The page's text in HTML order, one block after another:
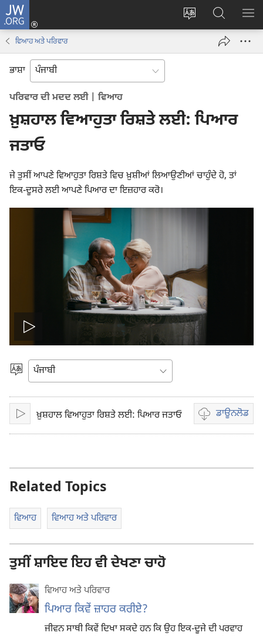
JW.ORG
ਸਾਈਟ
ਭਾਸ਼ਾ
ਲਾਗ-
new
JW.ORG
ʼਤੇ
ਖੋਜ
ਵਿਆਹ ਅਤੇ ਪਰਿਵਾਰ
ਭਾਸ਼ਾ
ਪਰਿਵਾਰ ਦੀ ਮਦਦ ਲਈ | ਵਿਆਹ
ਖ਼ੁਸ਼ਹਾਲ ਵਿਆਹੁਤਾ ਰਿਸ਼ਤੇ ਲਈ: ਪਿਆਰ
ਜਤਾਓ
ਜੇ ਤੁਸੀਂ ਆਪਣੇ ਵਿਆਹੁਤਾ ਰਿਸ਼ਤੇ ਵਿਚ ਖ਼ੁਸ਼ੀਆਂ ਲਿਆਉਣੀਆਂ ਚਾਹੁੰਦੇ ਹੋ, ਤਾਂ
ਇਕ-ਦੂਸਰੇ ਲਈ ਆਪਣੇ ਪਿਆਰ ਦਾ ਇਜ਼ਹਾਰ ਕਰੋ।
ਵੀਡੀਓ
ਚਲਾਓ
ਭਾਸ਼ਾ
ਚਲਾਓਖ਼ੁਸ਼ਹਾਲ ਵਿਆਹੁਤਾ ਰਿਸ਼ਤੇ ਲਈ: ਪਿਆਰ ਜਤਾਓ ਡਾਊਨਲੋਡ
ਵੀਡੀਓ
ਰਿਕਾਰਡਿੰਗ
ਡਾਊਨਲੋਡ
Related Topics
ਵਿਆਹ ਵਿਆਹ ਅਤੇ ਪਰਿਵਾਰ
ਤੁਸੀਂ ਸ਼ਾਇਦ ਇਹ ਵੀ ਦੇਖਣਾ ਚਾਹੋ
ਵਿਆਹ ਅਤੇ ਪਰਿਵਾਰ
ਪਿਆਰ ਕਿਵੇਂ ਜ਼ਾਹਰ ਕਰੀਏ?
ਜੀਵਨ ਸਾਥੀ ਕਿਵੇਂ ਦਿਖਾ ਸਕਦੇ ਹਨ ਕਿ ਉਹ ਇਕ-ਦੂਜੇ ਦੀ ਪਰਵਾਹ